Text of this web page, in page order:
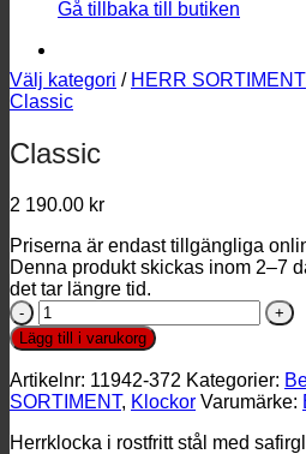
Gå tillbaka till butiken
Välj kategori / HERR SORTIMENT
Classic
Classic
2 190.00 kr
Priserna är endast tillgängliga
Denna produkt skickas inom 2–7
det tar längre tid.
Classic
mängd
Lägg till i varukorg
Artikelnr: 11942-372 Kategorier:
SORTIMENT, Klockor Varumärke:
Herrklocka i rostfritt stål med